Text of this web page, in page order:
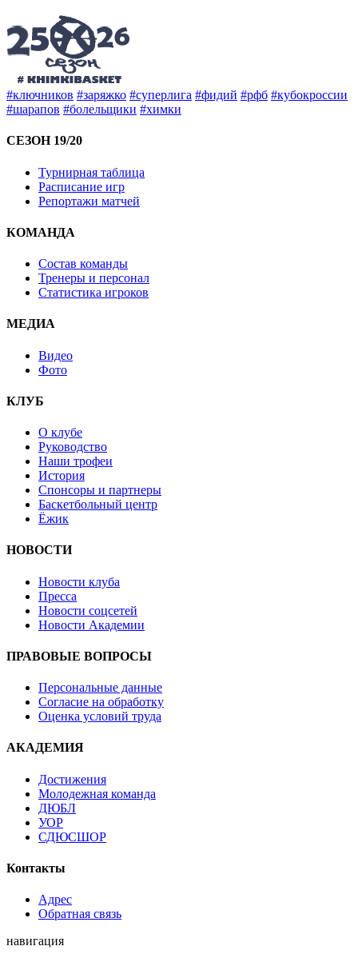
#ключников #заряжко #суперлига #фидий #рфб #кубокроссии
#шарапов #болельщики #химки
СЕЗОН 19/20
Турнирная таблица
Расписание игр
Репортажи матчей
КОМАНДА
Состав команды
Тренеры и персонал
Статистика игроков
МЕДИА
Видео
Фото
КЛУБ
О клубе
Руководство
Наши трофеи
История
Спонсоры и партнеры
Баскетбольный центр
Ёжик
НОВОСТИ
Новости клуба
Пресса
Новости соцсетей
Новости Академии
ПРАВОВЫЕ ВОПРОСЫ
Персональные данные
Согласие на обработку
Оценка условий труда
АКАДЕМИЯ
Достижения
Молодежная команда
ДЮБЛ
УОР
СДЮСШОР
Контакты
Адрес
Обратная связь
навигация